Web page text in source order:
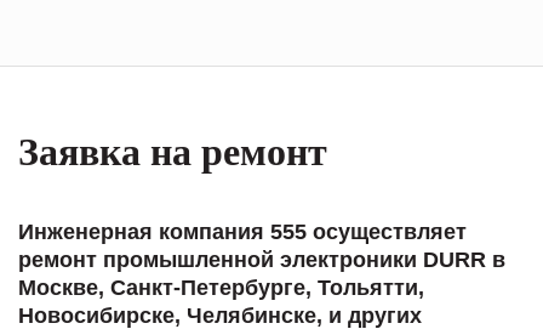
Заявка на ремонт
Инженерная компания 555 осуществляет
ремонт промышленной электроники DURR в
Москве, Санкт-Петербурге, Тольятти,
Новосибирске, Челябинске, и других